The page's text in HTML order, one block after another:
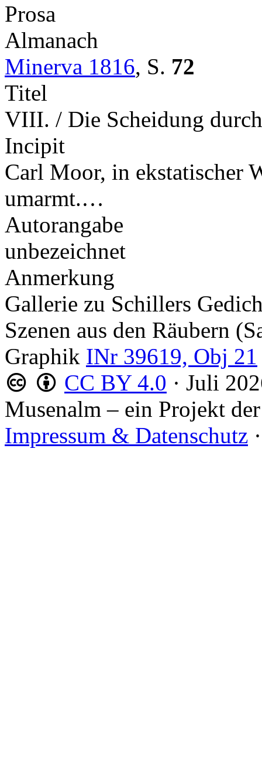
Prosa
Almanach
Minerva 1816, S. 72
Titel
VIII. / Die Scheidung
Incipit
Carl Moor, in ekstatischer
umarmt.…
Autorangabe
unbezeichnet
Anmerkung
Gallerie zu Schillers
Szenen aus den Räubern
Graphik INr 39619, Obj 21
CC BY 4.0 · Juli
Musenalm – ein Projekt der
Impressum & Datenschutz ·